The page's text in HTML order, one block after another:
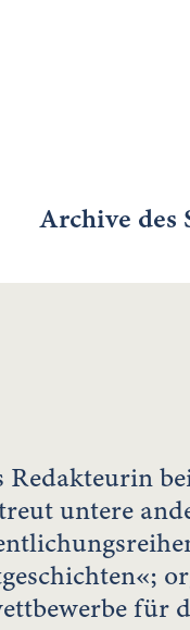
Archive des
Redakteurin
untere
für